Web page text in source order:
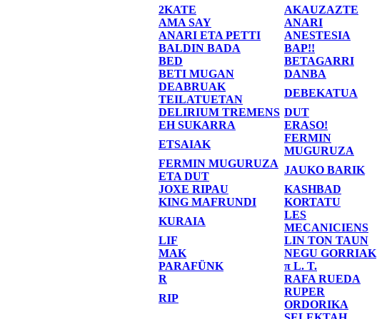
2KATE
AKAUZAZTE
AMA SAY
ANARI
ANARI ETA PETTI
ANESTESIA
BALDIN BADA
BAP!!
BED
BETAGARRI
BETI MUGAN
DANBA
DEABRUAK
TEILATUETAN
DEBEKATUA
DELIRIUM TREMENS DUT
EH SUKARRA
ERASO!
ETSAIAK
FERMIN
MUGURUZA
FERMIN MUGURUZA
ETA DUT
JAUKO BARIK
JOXE RIPAU
KASHBAD
KING MAFRUNDI
KORTATU
KURAIA
LES
MECANICIENS
LIF
LIN TON TAUN
MAK
NEGU GORRIAK
PARAFÜNK
π L. T.
R
RAFA RUEDA
RIP
RUPER
ORDORIKA